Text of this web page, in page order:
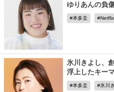
ゆりあんの負
本多圭 Netflix
氷川きよし、
浮上したキー
本多圭 氷川